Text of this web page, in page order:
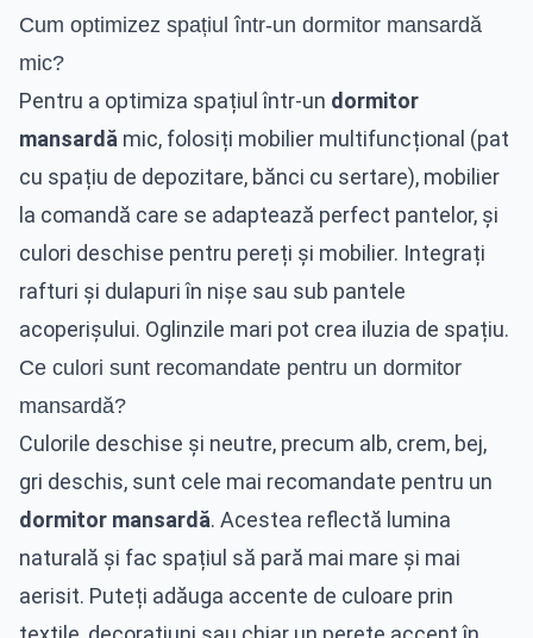
Cum optimizez spațiul într-un dormitor mansardă
mic?
Pentru a optimiza spațiul într-un dormitor
mansardă mic, folosiți mobilier multifuncțional (pat
cu spațiu de depozitare, bănci cu sertare), mobilier
la comandă care se adaptează perfect pantelor, și
culori deschise pentru pereți și mobilier. Integrați
rafturi și dulapuri în nișe sau sub pantele
acoperișului. Oglinzile mari pot crea iluzia de spațiu.
Ce culori sunt recomandate pentru un dormitor
mansardă?
Culorile deschise și neutre, precum alb, crem, bej,
gri deschis, sunt cele mai recomandate pentru un
dormitor mansardă. Acestea reflectă lumina
naturală și fac spațiul să pară mai mare și mai
aerisit. Puteți adăuga accente de culoare prin